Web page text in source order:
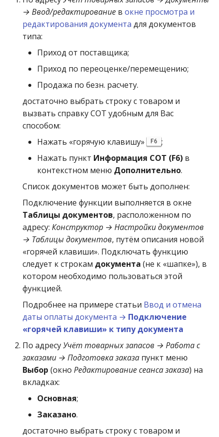
→ Ввод/редактирование в окне просмотра и
редактирования документа для документов
типа:
Приход от поставщика;
Приход по переоценке/перемещению;
Продажа по безн. расчету.
достаточно выбрать строку с товаром и
вызвать справку СОТ удобным для Вас
способом:
Нажать «горячую клавишу»
F6 ;
Нажать пункт Информация СОТ (F6) в
контекстном меню Дополнительно.
Список документов может быть дополнен:
Подключение функции выполняется в окне
Таблицы документов, расположенном по
адресу: Конструктор → Настройки документов
→ Таблицы документов, путём описания новой
«горячей клавиши». Подключать функцию
следует к строкам документа (не к «шапке»), в
котором необходимо пользоваться этой
функцией.
Подробнее на примере статьи Ввод и отмена
даты оплаты документа → Подключение
«горячей клавиши» к типу документа
По адресуУчёт товарных запасов → Работа с
заказами → Подготовка заказа пункт меню
Выбор (окно Редактирование сеанса заказа) на
вкладках:
Основная;
Заказано.
достаточно выбрать строку с товаром и